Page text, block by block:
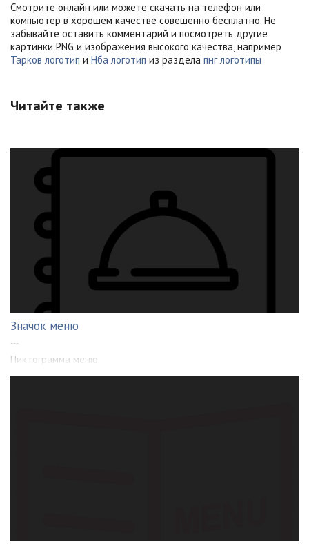
Смотрите онлайн или можете скачать на телефон или
компьютер в хорошем качестве совешенно бесплатно. Не
забывайте оставить комментарий и посмотреть другие
картинки PNG и изображения высокого качества, например
Тарков логотип и Нба логотип из раздела пнг логотипы
Читайте также
Значок меню
---
Пиктограмма меню